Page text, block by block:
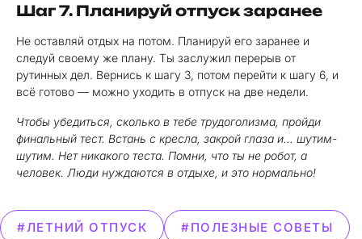
Шаг 7. Планируй отпуск заранее
Не оставляй отдых на потом. Планируй его заранее и
следуй своему же плану. Ты заслужил перерыв от
рутинных дел. Вернись к шагу 3, потом перейти к шагу 6, и
всё готово — можно уходить в отпуск на две недели.
Чтобы убедиться, сколько в тебе трудоголизма, пройди
финальный тест. Встань с кресла, закрой глаза и… шутим-
шутим. Нет никакого теста. Помни, что ты не робот, а
человек. Люди нуждаются в отдыхе, и это нормально!
#ЛЕТНИЙ ОТПУСК #ПОЛЕЗНЫЕ СОВЕТЫ